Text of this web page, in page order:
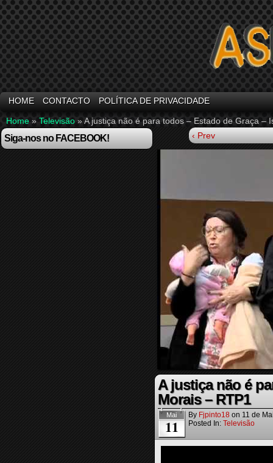
HOME CONTACTO POLÍTICA DE PRIVACIDADE
Home » Televisão »A justiça não é para todos – Estado de Graça –
Siga-nos no FACEBOOK! ‹ Prev
A justiça não é
Morais – RTP1
Mai
11
By Fjpinto18 on 11 de
Posted In: Televisão